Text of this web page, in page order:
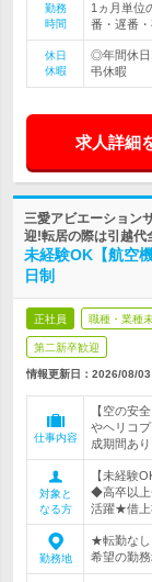
勤務
時間
1ヵ月単位
番・遅番
休日
休暇
◎年間休日
弔休暇
求人詳細
三愛アビエーション
迎!転居の際は引越代
未経験OK【航空
日制
正社員 職種・業種
第二新卒歓迎
情報更新日：2026/08/03
仕事内容
【空の安
やヘリコ
成期間あ
対象と
なる方
【未経験
◆高卒以上
活躍★借上
勤務地
★転勤なし
希望の勤